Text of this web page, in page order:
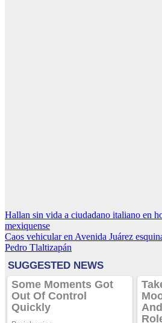
Navegación
de
entradas
Hallan sin vida a ciudadano italiano en
mexiquense
Caos vehicular en Avenida Juárez
Pedro Tlaltizapán